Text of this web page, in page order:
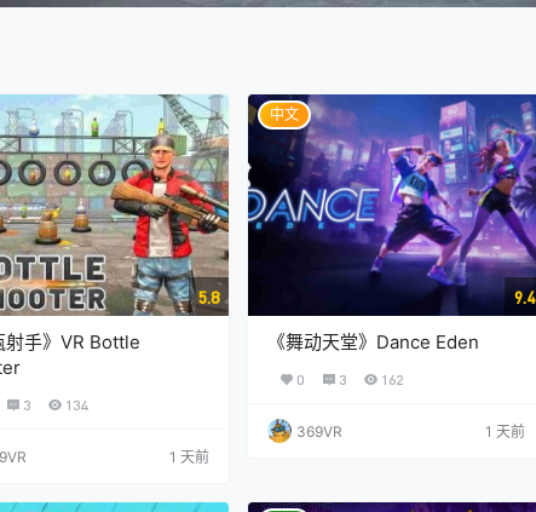
5.8
射手》VR Bottle
3 134
1 天前
中文
9.4
《舞动天堂》Dance Eden
0 3 162
369VR 1 天前